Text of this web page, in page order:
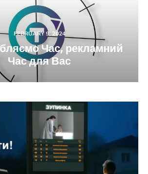
FEBRUARY 9, 2024
Час, рекламний
Час для Вас